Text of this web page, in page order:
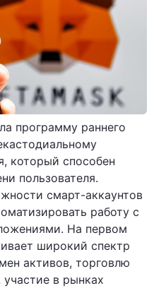
программу раннего
который способен
пользователя.
смарт-аккаунтов
работу с
На первом
широкий спектр
активов, торговлю
в рынках